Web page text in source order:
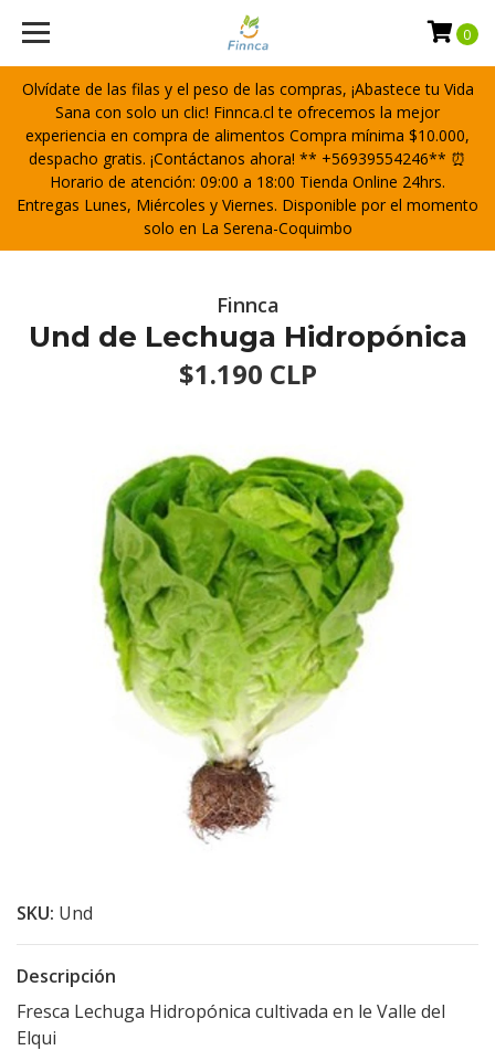
Olvídate de las filas y el peso de las compras, ¡Abastece tu Vida
Sana con solo un clic! Finnca.cl te ofrecemos la mejor
experiencia en compra de alimentos Compra mínima $10.000,
despacho gratis. ¡Contáctanos ahora! ** +56939554246** ⏰
Horario de atención: 09:00 a 18:00 Tienda Online 24hrs.
Entregas Lunes, Miércoles y Viernes. Disponible por el momento
solo en La Serena-Coquimbo
0
Finnca
Und de Lechuga Hidropónica
$1.190 CLP
SKU: Und
Descripción
Fresca Lechuga Hidropónica cultivada en le Valle del
Elqui